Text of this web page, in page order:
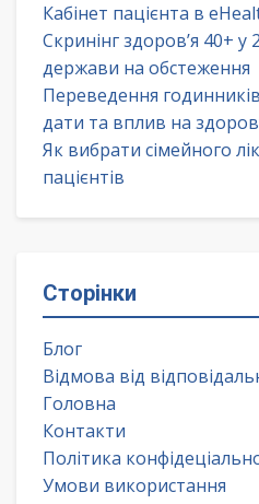
Кабінет пацієнта в
Скринінг здоров’я 40+ у
держави на обстеження
Переведення
дати та вплив на
Як вибрати сімейного
пацієнтів
Сторінки
Блог
Відмова від
Головна
Контакти
Політика
Умови використання